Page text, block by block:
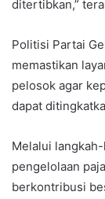
ditertibkan,”
Politisi Partai
memastikan
pelosok agar
dapat
Melalui
pengelolaan
berkontribusi